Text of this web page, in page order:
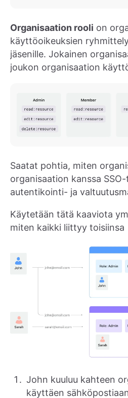
Organisaation rooli on
käyttöoikeuksien
jäsenille. Jokainen
joukon organisaation
Saatat pohtia, miten
organisaation kanssa
autentikointi- ja
Käytetään tätä kaaviota
miten kaikki liittyy toisiinsa
John kuuluu kahteen
käyttäen